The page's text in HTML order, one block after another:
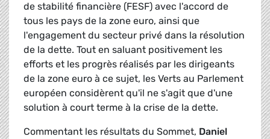
de stabilité financière (FESF) avec l'accord de
tous les pays de la zone euro, ainsi que
l'engagement du secteur privé dans la résolution
de la dette. Tout en saluant positivement les
efforts et les progrès réalisés par les dirigeants
de la zone euro à ce sujet, les Verts au Parlement
européen considèrent qu'il ne s'agit que d'une
solution à court terme à la crise de la dette.
Commentant les résultats du Sommet, Daniel